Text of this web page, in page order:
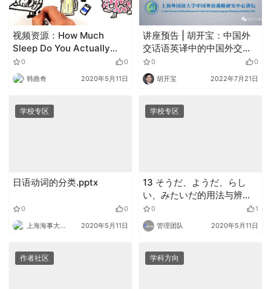
视频资源：How Much
Sleep Do You Actually
Need
0 0
韩曲奇 2020年5月11日
讲座预告 | 胡开宝：中国外
交话语英译中的中国外交形
象研究
0 0
胡开宝 2022年7月21日
学校专区
日语动词的分类.pptx
0 0
上海海事大学外语 2020年5月11日
学校专区
13 そうだ、ようだ、らし
い、みたいだ的用法与辨
析.pptx
0 1
管理团队 2020年5月11日
作者社区 学科方向